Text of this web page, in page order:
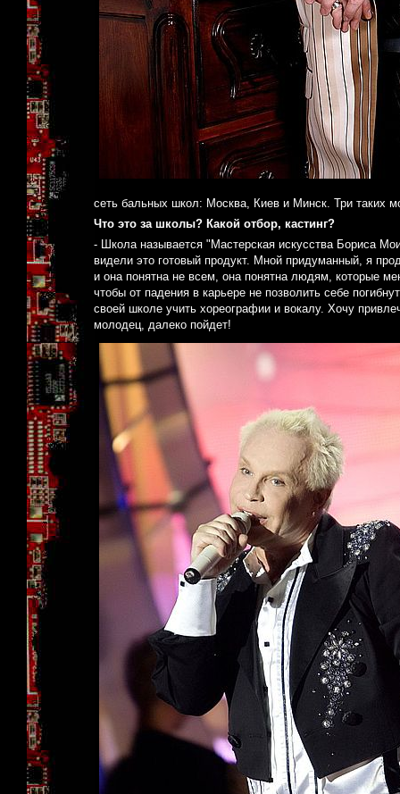
сеть бальных школ: Москва, Киев и Минск. Три таких
Что это за школы? Какой отбор, кастинг?
- Школа называется "Мастерская искусства Бориса
видели это готовый продукт. Мной придуманный, я
и она понятна не всем, она понятна людям, которые
чтобы от падения в карьере не позволить себе
своей школе учить хореографии и вокалу. Хочу
молодец, далеко пойдет!